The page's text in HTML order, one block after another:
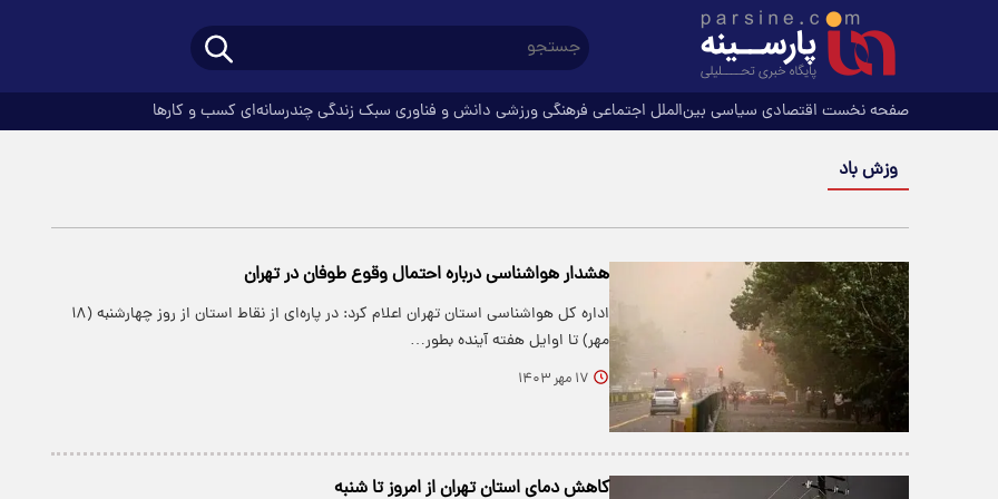
صفحه نخست اقتصادی سیاسی بین‌الملل اجتماعی فرهنگیورزشی دانش و فناوری سبک زندگیچندرسانه‌ای کسب و کارها
وزش باد
هشدار هواشناسی درباره احتمال وقوع طوفان در تهران
اداره کل هواشناسی استان تهران اعلام کرد: در پاره‌ای از نقاط استان از روز چهارشنبه (۱۸
مهر) تا اوایل هفته آینده بطور…
۱۷ مهر ۱۴۰۳
کاهش دمای استان تهران از امروز تا شنبه